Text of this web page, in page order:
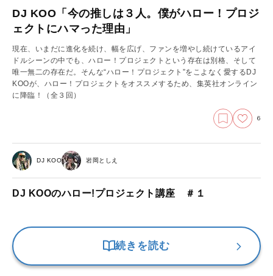
DJ KOO「今の推しは３人。僕がハロー！プロジ
ェクトにハマった理由」
現在、いまだに進化を続け、幅を広げ、ファンを増やし続けているアイ
ドルシーンの中でも、ハロー！プロジェクトという存在は別格、そして
唯一無二の存在だ。そんな“ハロー！プロジェクト”をこよなく愛するDJ
KOOが、ハロー！プロジェクトをオススメするため、集英社オンライン
に降臨！（全３回）
6
DJ KOO 岩岡としえ
DJ KOOのハロー!プロジェクト講座 ＃１
続きを読む